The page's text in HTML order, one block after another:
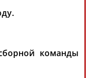
мира икоманды